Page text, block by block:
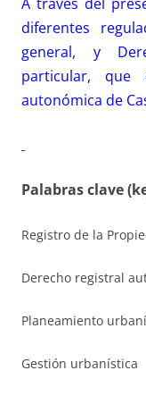
diferentes
general, y
particular, que
autonómica de
Palabras clave
Registro de la
Derecho registral
Planeamiento
Gestión urbanística